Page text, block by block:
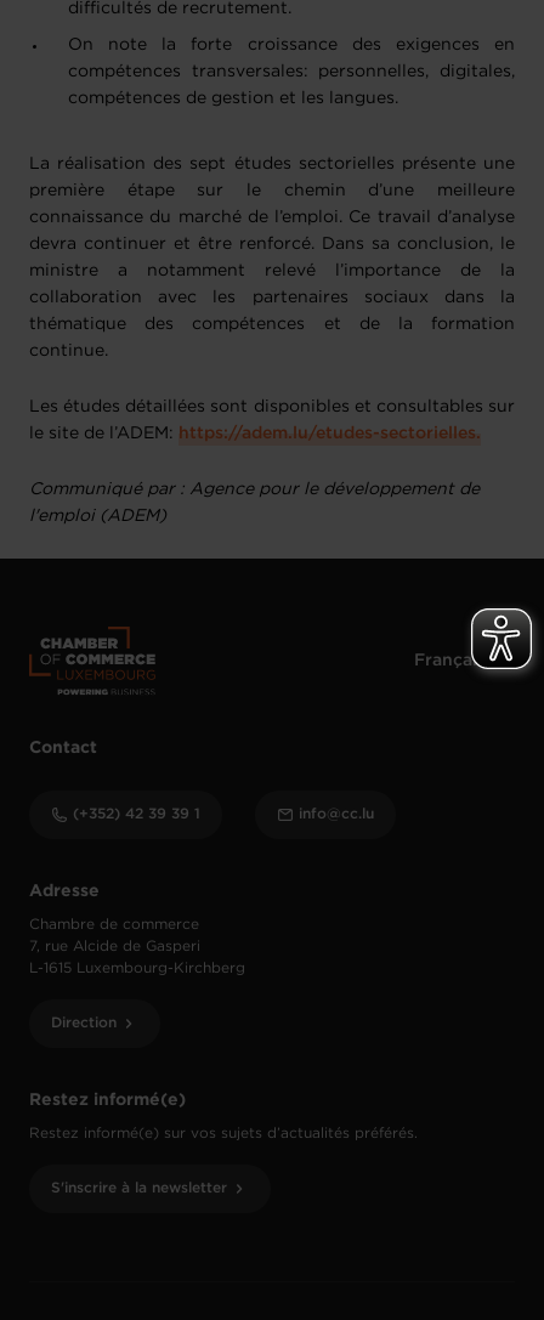
difficultés de recrutement.
On note la forte croissance des exigences en
compétences transversales: personnelles, digitales,
compétences de gestion et les langues.
La réalisation des sept études sectorielles présente une
première étape sur le chemin d’une meilleure
connaissance du marché de l’emploi. Ce travail d’analyse
devra continuer et être renforcé. Dans sa conclusion, le
ministre a notamment relevé l’importance de la
collaboration avec les partenaires sociaux dans la
thématique des compétences et de la formation
continue.
Les études détaillées sont disponibles et consultables sur
le site de l’ADEM:
https://adem.lu/etudes-sectorielles.
Communiqué par : Agence pour le développement de
l'emploi (ADEM)
Restez informé(e)
Restez informé(e) sur vos sujets d’actualités préférés.
S'inscrire à la newsletter
Adresse
Chambre de commerce
7, rue Alcide de Gasperi
L-1615 Luxembourg-Kirchberg
Direction
Contact
(+352) 42 39 39 1 info@cc.lu